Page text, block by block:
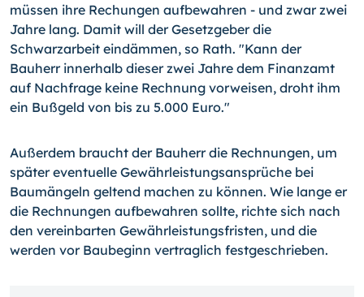
müssen ihre Rechungen aufbewahren - und zwar zwei
Jahre lang. Damit will der Gesetzgeber die
Schwarzarbeit eindämmen, so Rath. "Kann der
Bauherr innerhalb dieser zwei Jahre dem Finanzamt
auf Nachfrage keine Rechnung vorweisen, droht ihm
ein Bußgeld von bis zu 5.000 Euro."
Außerdem braucht der Bauherr die Rechnungen, um
später eventuelle Gewährleistungsansprüche bei
Baumängeln geltend machen zu können. Wie lange er
die Rechnungen aufbewahren sollte, richte sich nach
den vereinbarten Gewährleistungsfristen, und die
werden vor Baubeginn vertraglich festgeschrieben.